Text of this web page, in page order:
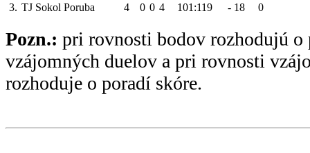
3. TJ Sokol Poruba 4 0 0 4 101:119 - 18 0
Pozn.: pri rovnosti bodov rozhodujú o
vzájomných duelov a pri rovnosti
rozhoduje o poradí skóre.